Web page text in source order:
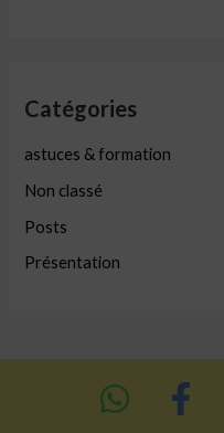
Catégories
astuces & formation
Non classé
Posts
Présentation